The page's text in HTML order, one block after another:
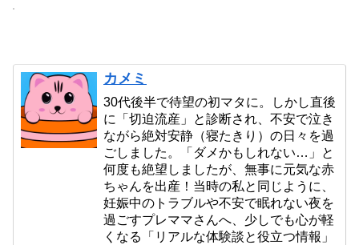
カメミ
30代後半で待望の初マタに。しかし直後
に「切迫流産」と診断され、不安で泣き
ながら絶対安静（寝たきり）の日々を過
ごしました。「ダメかもしれない…」と
何度も絶望しましたが、無事に元気な赤
ちゃんを出産！当時の私と同じように、
妊娠中のトラブルや不安で眠れない夜を
過ごすプレママさんへ、少しでも心が軽
くなる「リアルな体験談と役立つ情報」